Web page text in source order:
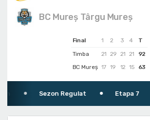
Final 1 2 3 4
T
Timba
21 29 21 21
92
BC Mureș 17 19 12 15 63
BC Mureș Târgu Mureș
Sezon Regulat Etapa 7